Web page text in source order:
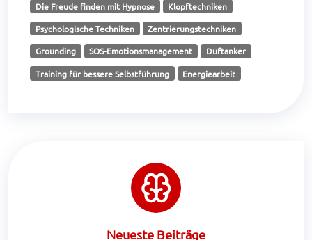
Die Freude finden mit Hypnose Klopftechniken
Psychologische Techniken Zentrierungstechniken
Grounding SOS-Emotionsmanagement Duftanker
Training für bessere Selbstführung Energiearbeit
Neueste Beiträge